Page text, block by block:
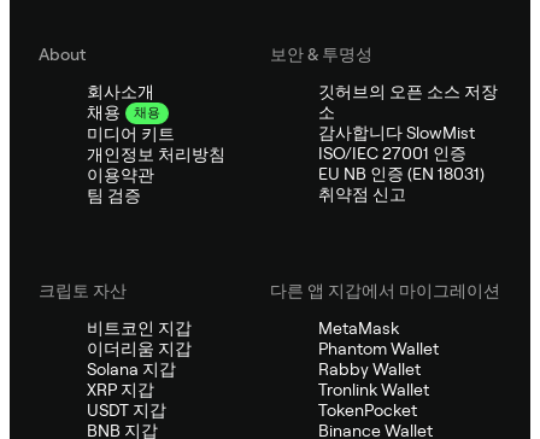
About
회사소개
채용
채용
미디어 키트
개인정보 처리방침
이용약관
팀 검증
보안 & 투명성
깃허브의 오픈 소스 저장
소
감사합니다 SlowMist
ISO/IEC 27001 인증
EU NB 인증 (EN 18031)
취약점 신고
크립토 자산
비트코인 지갑
이더리움 지갑
Solana 지갑
XRP 지갑
USDT 지갑
BNB 지갑
다른 앱 지갑에서 마이그레이션
MetaMask
Phantom Wallet
Rabby Wallet
Tronlink Wallet
TokenPocket
Binance Wallet